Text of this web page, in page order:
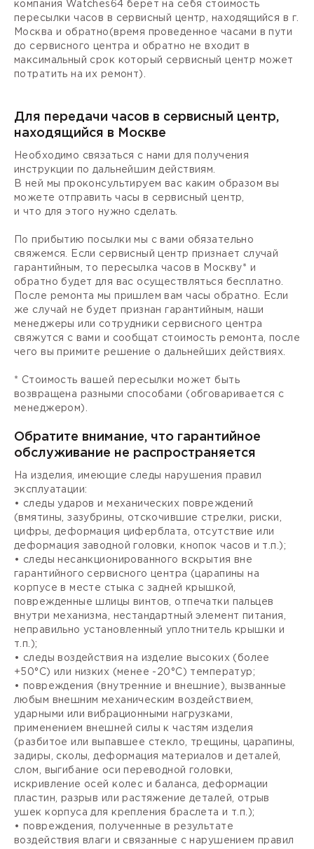
компания Watches64 берет на себя стоимость
пересылки часов в сервисный центр, находящийся в г.
Москва и обратно(время проведенное часами в пути
до сервисного центра и обратно не входит в
максимальный срок который сервисный центр может
потратить на их ремонт).
Для передачи часов в сервисный центр,
находящийся в Москве
Необходимо связаться с нами для получения
инструкции по дальнейшим действиям.
В ней мы проконсультируем вас каким образом вы
можете отправить часы в сервисный центр,
и что для этого нужно сделать.
По прибытию посылки мы с вами обязательно
свяжемся. Если сервисный центр признает случай
гарантийным, то пересылка часов в Москву* и
обратно будет для вас осуществляться бесплатно.
После ремонта мы пришлем вам часы обратно. Если
же случай не будет признан гарантийным, наши
менеджеры или сотрудники сервисного центра
свяжутся с вами и сообщат стоимость ремонта, после
чего вы примите решение о дальнейших действиях.
* Стоимость вашей пересылки может быть
возвращена разными способами (обговаривается с
менеджером).
Обратите внимание, что гарантийное
обслуживание не распространяется
На изделия, имеющие следы нарушения правил
эксплуатации:
• следы ударов и механических повреждений
(вмятины, зазубрины, отскочившие стрелки, риски,
цифры, деформация циферблата, отсутствие или
деформация заводной головки, кнопок часов и т.п.);
• следы несанкционированного вскрытия вне
гарантийного сервисного центра (царапины на
корпусе в месте стыка с задней крышкой,
поврежденные шлицы винтов, отпечатки пальцев
внутри механизма, нестандартный элемент питания,
неправильно установленный уплотнитель крышки и
т.п.);
• следы воздействия на изделие высоких (более
+50°С) или низких (менее -20°С) температур;
• повреждения (внутренние и внешние), вызванные
любым внешним механическим воздействием,
ударными или вибрационными нагрузками,
применением внешней силы к частям изделия
(разбитое или выпавшее стекло, трещины, царапины,
задиры, сколы, деформация материалов и деталей,
слом, выгибание оси переводной головки,
искривление осей колес и баланса, деформации
пластин, разрыв или растяжение деталей, отрыв
ушек корпуса для крепления браслета и т.п.);
• повреждения, полученные в результате
воздействия влаги и связанные с нарушением правил